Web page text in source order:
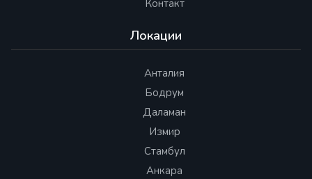
Контакт
Локации
Анталия
Бодрум
Даламан
Измир
Стамбул
Анкара